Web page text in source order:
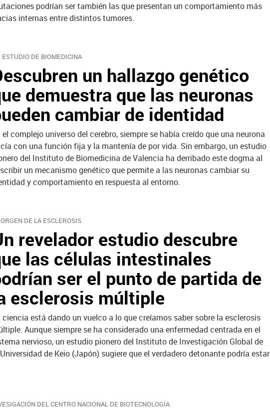
podrían ser también las que presentan un comportamiento más
internas entre distintos tumores.
ESTUDIO DE BIOMEDICINA
un hallazgo genético
demuestra que las neuronas
cambiar de identidad
el complejo universo del cerebro, siempre se había creído que una neurona
con una función fija y la mantenía de por vida. Sin embargo, un estudio
del Instituto de Biomedicina de Valencia ha derribado este dogma al
un mecanismo genético que permite a las neuronas cambiar su
y comportamiento en respuesta al entorno.
DE LA ESCLEROSIS
revelador estudio descubre
las células intestinales
ser el punto de partida de
esclerosis múltiple
ciencia está dando un vuelco a lo que creíamos saber sobre la esclerosis
Aunque siempre se ha considerado una enfermedad centrada en el
nervioso, un estudio pionero del Instituto de Investigación Global de
de Keio (Japón) sugiere que el verdadero detonante podría estar
DEL CENTRO NACIONAL DE BIOTECNOLOGÍA